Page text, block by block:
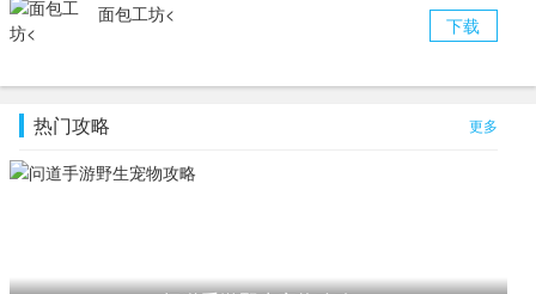
下载
面包工坊<
热门攻略 更多